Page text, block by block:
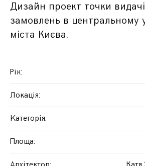
Дизайн проект точки
замовлень в центральному
міста Києва.
Рік:
Локація:
Kатегорія:
Площа: